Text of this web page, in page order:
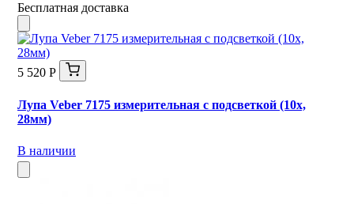
Бесплатная доставка
5 520 Р
Лупа Veber 7175 измерительная с подсветкой (10х,
28мм)
В наличии